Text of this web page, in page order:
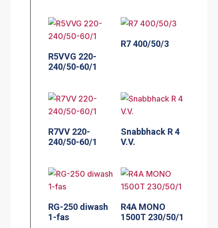
R5VVG 220-
240/50-60/1
R7 400/50/3
R7VV 220-
240/50-60/1
Snabbhack R 4
V.V.
RG-250 diwash
1-fas
R4A MONO
1500T 230/50/1